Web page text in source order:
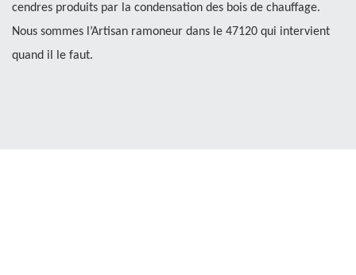
cendres produits par la condensation des bois de chauffage.
Nous sommes l’Artisan ramoneur dans le 47120 qui intervient
quand il le faut.